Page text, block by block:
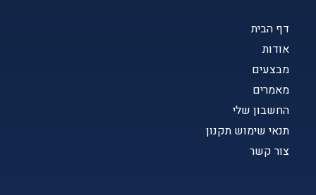
דף הבית
אודות
מבצעים
מאמרים
החשבון שלי
תנאי שימוש תקנון
צור קשר